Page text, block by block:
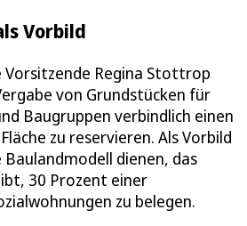
Vorbild
Regina Stottrop
von Grundstücken für
Baugruppen verbindlich einen
zu reservieren. Als Vorbild
dienen, das
30 Prozent einer
zu belegen.